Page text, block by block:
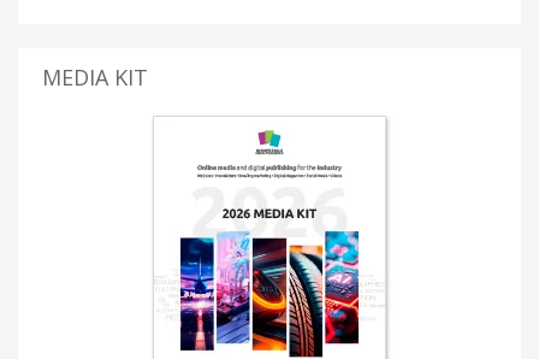
MEDIA KIT